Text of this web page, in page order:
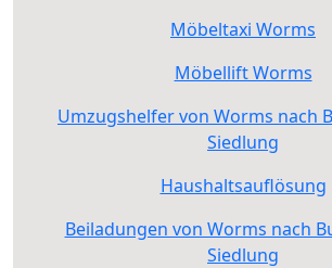
Möbeltaxi Worms
Möbellift Worms
Umzugshelfer von Worms nach
Siedlung
Haushaltsauflösung
Beiladungen von Worms nach
Siedlung